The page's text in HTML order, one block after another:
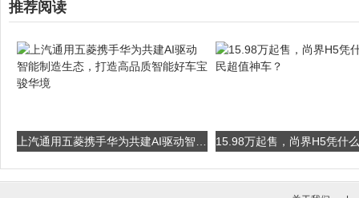
推荐阅读